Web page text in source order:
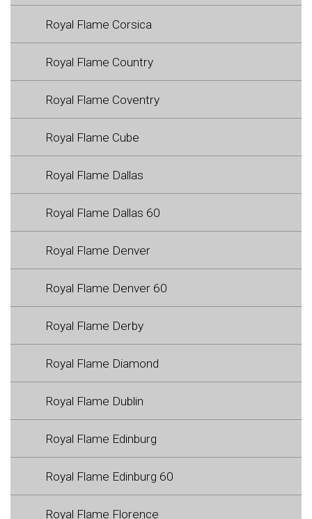
Royal Flame Corsica
Royal Flame Country
Royal Flame Coventry
Royal Flame Cube
Royal Flame Dallas
Royal Flame Dallas 60
Royal Flame Denver
Royal Flame Denver 60
Royal Flame Derby
Royal Flame Diamond
Royal Flame Dublin
Royal Flame Edinburg
Royal Flame Edinburg 60
Royal Flame Florence